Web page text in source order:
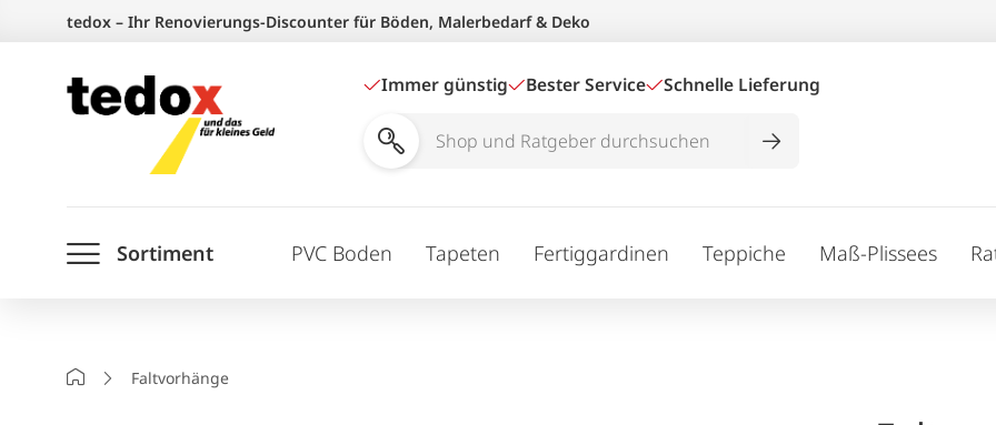
springen
tedox – Ihr Renovierungs-Discounter für Böden, Malerbedarf & Deko
Immer günstig Bester Service Schnelle Lieferung
Shop
durchsuchen
Sortiment PVC Boden Tapeten Fertiggardinen Teppiche Maß-Plissees
StartseiteFaltvorhänge